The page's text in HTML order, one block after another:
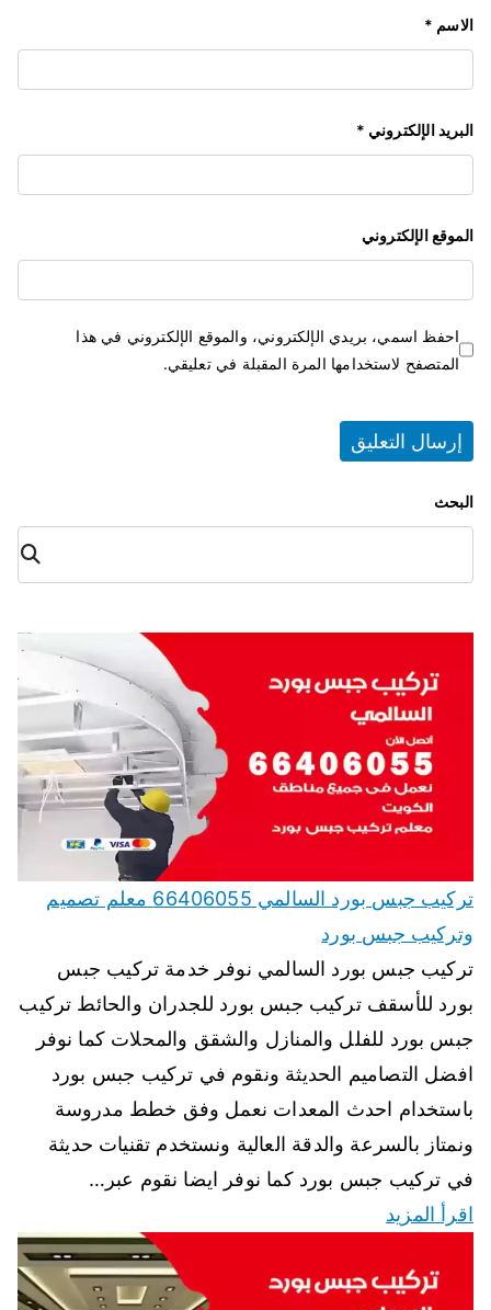
الاسم *
البريد الإلكتروني *
الموقع الإلكتروني
احفظ اسمي، بريدي الإلكتروني، والموقع الإلكتروني في هذا
المتصفح لاستخدامها المرة المقبلة في تعليقي.
البحث
البح
ث
تركيب جبس بورد السالمي 66406055 معلم تصميم
وتركيب جبس بورد
تركيب جبس بورد السالمي نوفر خدمة تركيب جبس
بورد للأسقف تركيب جبس بورد للجدران والحائط تركيب
جبس بورد للفلل والمنازل والشقق والمحلات كما نوفر
افضل التصاميم الحديثة ونقوم في تركيب جبس بورد
باستخدام احدث المعدات نعمل وفق خطط مدروسة
ونمتاز بالسرعة والدقة العالية ونستخدم تقنيات حديثة
في تركيب جبس بورد كما نوفر ايضا نقوم عبر…
اقرأ المزيد